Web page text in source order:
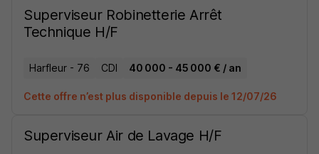
Superviseur Robinetterie Arrêt
Technique H/F
Harfleur - 76 CDI 40 000 - 45 000 € / an
Cette offre n’est plus disponible depuis le 12/07/26
Superviseur Air de Lavage H/F